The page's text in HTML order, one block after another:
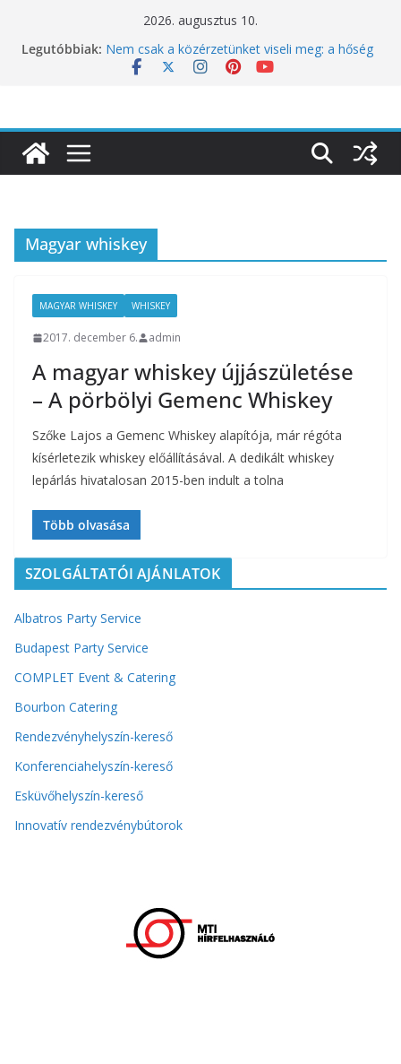
content
2026. augusztus 10.
Legutóbbiak: Nem csak a közérzetünket viseli meg: a hőség
a koncentrációt is próbára teszi
Déli Part Gasztronómiai Sajtóesemény
10 éves lett a Botanica: a világ legjobb
Magyar whiskey
MAGYAR WHISKEY WHISKEY
2017. december 6. admin
A magyar whiskey újjászületése
– A pörbölyi Gemenc Whiskey
Szőke Lajos a Gemenc Whiskey alapítója, már régóta
kísérletezik whiskey előállításával. A dedikált whiskey
lepárlás hivatalosan 2015-ben indult a tolna
Több olvasása
SZOLGÁLTATÓI AJÁNLATOK
Albatros Party Service
Budapest Party Service
COMPLET Event & Catering
Bourbon Catering
Rendezvényhelyszín-kereső
Konferenciahelyszín-kereső
Esküvőhelyszín-kereső
Innovatív rendezvénybútorok